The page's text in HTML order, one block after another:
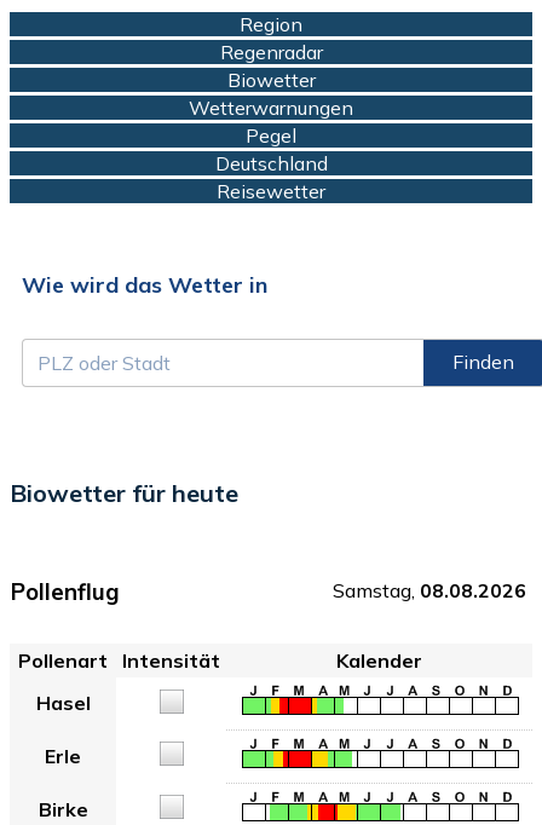
Region
Regenradar
Biowetter
Wetterwarnungen
Pegel
Deutschland
Reisewetter
Wie wird das Wetter in
Finden
Biowetter für heute
Pollenflug Samstag, 08.08.2026
Pollenart Intensität
Kalender
Hasel
Erle
Birke